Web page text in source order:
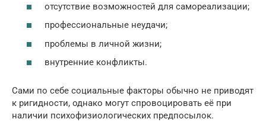
отсутствие возможностей для самореализации;
профессиональные неудачи;
проблемы в личной жизни;
внутренние конфликты.
Сами по себе социальные факторы обычно не приводят
к ригидности, однако могут спровоцировать её при
наличии психофизиологических предпосылок.